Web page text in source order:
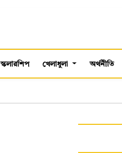
স্কলারশিপ খেলাধুলা অর্থনীতি